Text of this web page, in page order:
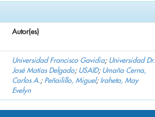
Autor(es)
Universidad Francisco Gavidia; Universidad Dr.
José Matías Delgado; USAID; Umaña Cerna,
Carlos A.; Peñailillo, Miguel; Iraheta, May
Evelyn